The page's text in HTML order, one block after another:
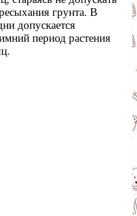
грунта. В
допускается
период растения